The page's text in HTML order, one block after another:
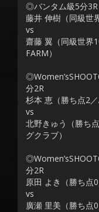
◎バンタム級5分3R
藤井 伸樹（同級世
vs
齋藤 翼（同級世界
FARM）
分2R
杉本 恵（勝ち点2／
vs
北野きゅう（勝ち
グクラブ）
分2R
原田 よき（勝ち点
vs
廣瀬 里美（勝ち点